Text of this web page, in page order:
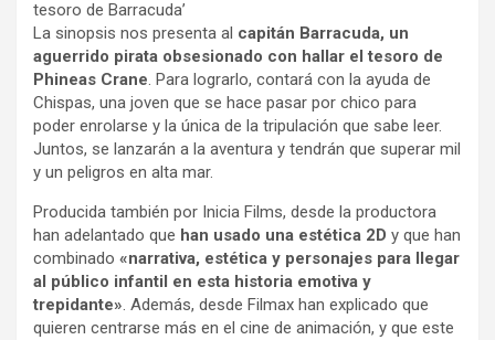
tesoro de Barracuda’
La sinopsis nos presenta al capitán Barracuda, un
aguerrido pirata obsesionado con hallar el tesoro de
Phineas Crane. Para lograrlo, contará con la ayuda de
Chispas, una joven que se hace pasar por chico para
poder enrolarse y la única de la tripulación que sabe leer.
Juntos, se lanzarán a la aventura y tendrán que superar mil
y un peligros en alta mar.
Producida también por Inicia Films, desde la productora
han adelantado que han usado una estética 2D y que han
combinado «narrativa, estética y personajes para llegar
al público infantil en esta historia emotiva y
trepidante». Además, desde Filmax han explicado que
quieren centrarse más en el cine de animación, y que este